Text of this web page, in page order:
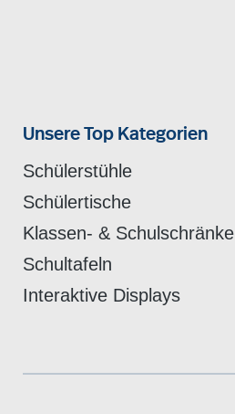
Unsere Top Kategorien
Schülerstühle
Schülertische
Klassen- & Schulschränke
Schultafeln
Interaktive Displays